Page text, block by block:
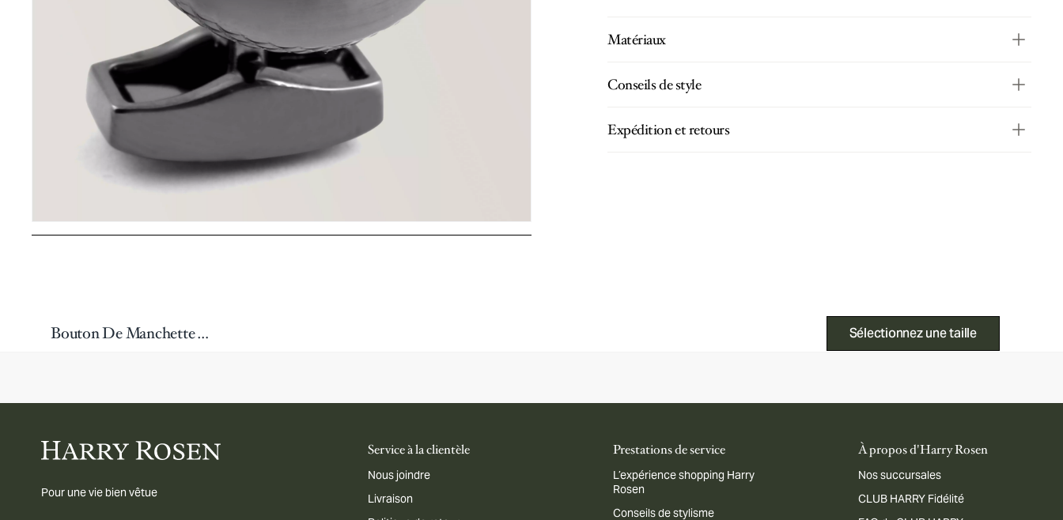
Matériaux
Conseils de style
Expédition et retours
Bouton De Manchette Avec Lettre N Gravée Sélectionnez une taille
Pour une vie bien vêtue
Service à la clientèle
Nous joindre
Livraison
Prestations de service
L’expérience shopping Harry
Rosen
Conseils de stylisme
À propos d'Harry Rosen
Nos succursales
CLUB HARRY Fidélité